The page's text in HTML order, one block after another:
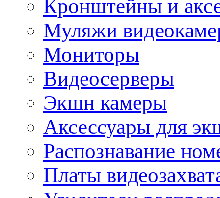
Кронштейны и
Муляжи
Мониторы
Видеосерверы
Экшн камеры
Аксессуары для
Распознавание
Платы